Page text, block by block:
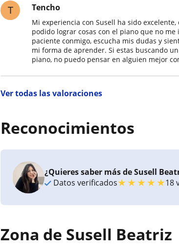
T Tencho
Mi experiencia con Susell ha sido
podido lograr cosas con el piano que no
paciente conmigo, escucha mis dudas y
mi forma de aprender. Si estas buscando
piano, no puedo pensar en alguien mejor
Ver todas las valoraciones
Reconocimientos
¿Quieres saber más de Susell
Datos verificados★★★★★18
Zona de Susell Beatriz